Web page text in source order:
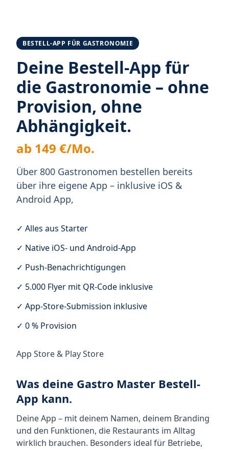
BESTELL-APP FÜR GASTRONOMIE
Deine Bestell-App für
die Gastronomie – ohne
Provision, ohne
Abhängigkeit.
ab 149 €/Mo.
Über 800 Gastronomen bestellen bereits
über ihre eigene App – inklusive iOS &
Android App,
✓ Alles aus Starter
✓ Native iOS- und Android-App
✓ Push-Benachrichtigungen
✓ 5.000 Flyer mit QR-Code inklusive
✓ App-Store-Submission inklusive
✓ 0 % Provision
App Store & Play Store
Was deine Gastro Master Bestell-
App kann.
Deine App – mit deinem Namen, deinem Branding
und den Funktionen, die Restaurants im Alltag
wirklich brauchen. Besonders ideal für Betriebe,